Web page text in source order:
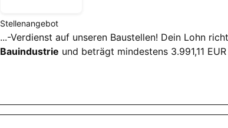
Stellenangebot
...-Verdienst auf unseren Baustellen! Dein Lohn
Bauindustrie und beträgt mindestens 3.991,11